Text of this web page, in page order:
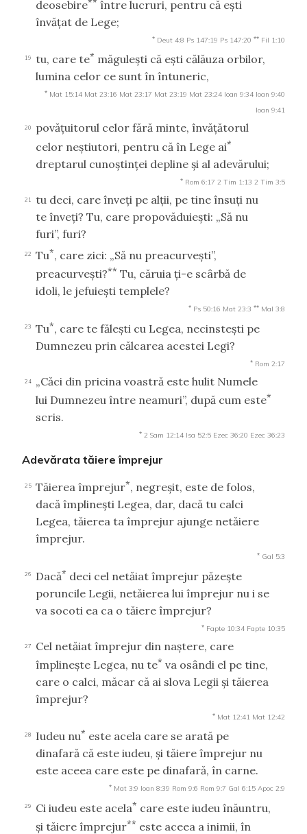
deosebire
între lucruri, pentru că eşti
învăţat de Lege;
* Deut 4:8 Ps 147:19 Ps 147:20 ** Fil 1:10
19 tu, care te* măguleşti că eşti călăuza orbilor,
lumina celor ce sunt în întuneric,
* Mat 15:14 Mat 23:16 Mat 23:17 Mat 23:19 Mat 23:24 Ioan 9:34 Ioan 9:40
Ioan 9:41
20
povăţuitorul celor fără minte, învăţătorul
celor neştiutori, pentru că în Lege ai*
dreptarul cunoştinţei depline şi al adevărului;
* Rom 6:17 2 Tim 1:13 2 Tim 3:5
21
tu deci, care înveţi pe alţii, pe tine însuţi nu
te înveţi? Tu, care propovăduieşti: „Să nu
furi”, furi?
22 Tu*, care zici: „Să nu preacurveşti”,
preacurveşti?** Tu, căruia ţi-e scârbă de
idoli, le jefuieşti templele?
* Ps 50:16 Mat 23:3 ** Mal 3:8
23 Tu*, care te făleşti cu Legea, necinsteşti pe
Dumnezeu prin călcarea acestei Legi?
* Rom 2:17
24
„Căci din pricina voastră este hulit Numele
lui Dumnezeu între neamuri”, după cum este*
scris.
* 2 Sam 12:14 Isa 52:5 Ezec 36:20 Ezec 36:23
Adevărata tăiere împrejur
25 Tăierea împrejur*, negreşit, este de folos,
dacă împlineşti Legea, dar, dacă tu calci
Legea, tăierea ta împrejur ajunge netăiere
împrejur.
* Gal 5:3
26 Dacă* deci cel netăiat împrejur păzeşte
poruncile Legii, netăierea lui împrejur nu i se
va socoti ea ca o tăiere împrejur?
* Fapte 10:34 Fapte 10:35
27
Cel netăiat împrejur din naştere, care
împlineşte Legea, nu te* va osândi el pe tine,
care o calci, măcar că ai slova Legii şi tăierea
împrejur?
* Mat 12:41 Mat 12:42
28 Iudeu nu* este acela care se arată pe
dinafară că este iudeu, şi tăiere împrejur nu
este aceea care este pe dinafară, în carne.
* Mat 3:9 Ioan 8:39 Rom 9:6 Rom 9:7 Gal 6:15 Apoc 2:9
29 Ci iudeu este acela* care este iudeu înăuntru,
şi tăiere împrejur** este aceea a inimii, în